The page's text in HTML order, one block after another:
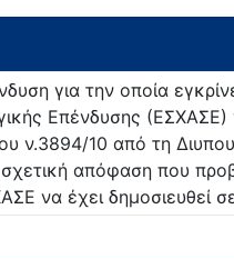
για την οποία
Επένδυσης (ΕΣΧΑΣΕ)
ν.3894/10 από τη
απόφαση που
να έχει δημοσιευθεί